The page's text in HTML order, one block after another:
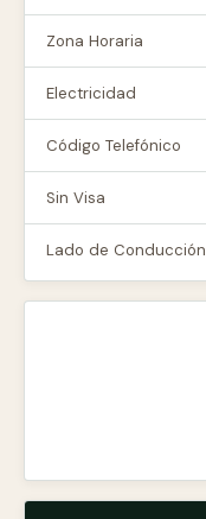
Zona Horaria
Electricidad
Código Telefónico
Sin Visa
Lado de Conducción